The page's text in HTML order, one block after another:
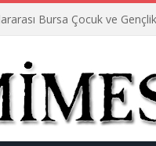
Bursa Çocuk ve